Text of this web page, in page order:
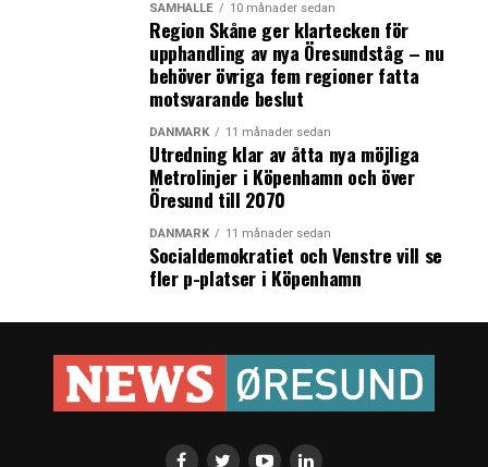
SAMHÄLLE 10 månader sedan
Region Skåne ger klartecken för
upphandling av nya Öresundståg – nu
behöver övriga fem regioner fatta
motsvarande beslut
DANMARK 11 månader sedan
Utredning klar av åtta nya möjliga
Metrolinjer i Köpenhamn och över
Öresund till 2070
DANMARK 11 månader sedan
Socialdemokratiet och Venstre vill se
fler p-platser i Köpenhamn